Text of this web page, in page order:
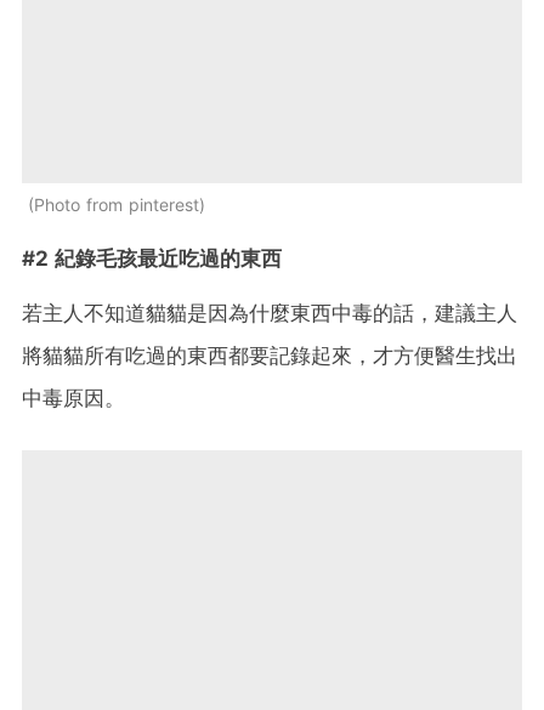
Photo from pinterest
#2 紀錄毛孩最近吃過的東西
若主人不知道貓貓是因為什麼東西中毒的話，建議主人
將貓貓所有吃過的東西都要記錄起來，才方便醫生找出
中毒原因。